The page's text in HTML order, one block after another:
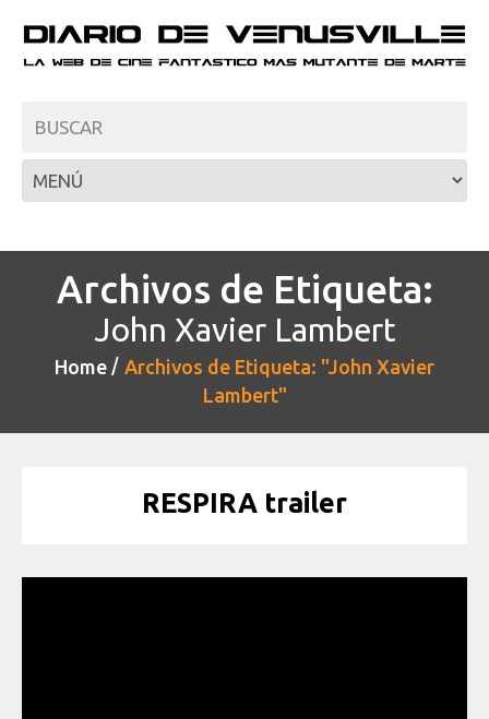
Archivos de Etiqueta:
John Xavier Lambert
Home
Archivos de Etiqueta: "John Xavier
Lambert"
RESPIRA trailer